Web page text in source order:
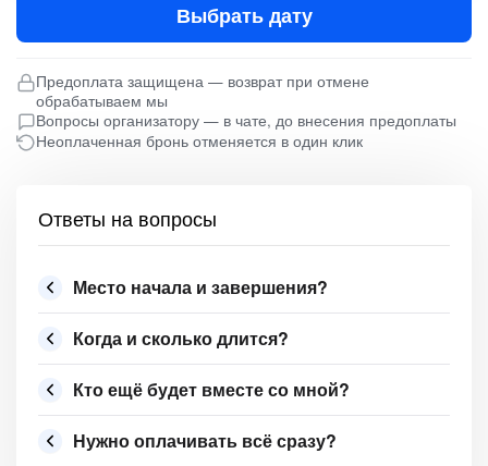
Выбрать дату
Предоплата защищена — возврат при отмене
обрабатываем мы
Вопросы организатору — в чате, до внесения предоплаты
Неоплаченная бронь отменяется в один клик
Ответы на вопросы
Место начала и завершения?
Когда и сколько длится?
Кто ещё будет вместе со мной?
Нужно оплачивать всё сразу?